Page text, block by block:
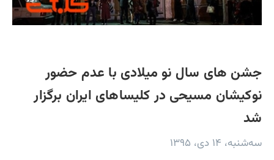
جشن های سال نو میلادی با عدم حضور
نوکیشان مسیحی در کلیساهای ایران برگزار
شد
سه‌شنبه، ۱۴ دی، ۱۳۹۵